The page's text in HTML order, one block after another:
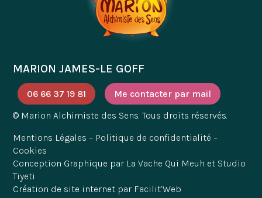
MARION JAMES-LE GOFF
06 66 37 19 81
Me contacter par mail
© Marion Alchimiste des Sens. Tous droits réservés.
Mentions Légales – Politique de confidentialité –
Cookies
Conception Graphique par La Vache Qui Meuh et Studio
Tiyeti
Création de site internet par Facilit’Web